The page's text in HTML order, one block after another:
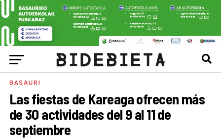
BASAURI
Las fiestas de Kareaga ofrecen más
de 30 actividades del 9 al 11 de
septiembre